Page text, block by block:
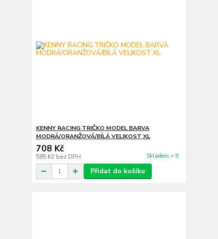
KENNY RACING TRIČKO MODEL BARVA
MODRÁ/ORANŽOVÁ/BÍLÁ VELIKOST XL
708 Kč
585 Kč bez DPH Skladem > 8
Přidat do košíku